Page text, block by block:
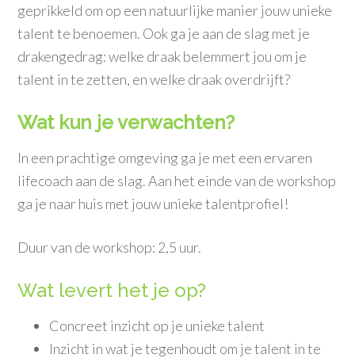
geprikkeld om op een natuurlijke manier jouw unieke
talent te benoemen. Ook ga je aan de slag met je
drakengedrag: welke draak belemmert jou om je
talent in te zetten, en welke draak overdrijft?
Wat kun je verwachten?
In een prachtige omgeving ga je met een ervaren
lifecoach aan de slag. Aan het einde van de workshop
ga je naar huis met jouw unieke talentprofiel!
Duur van de workshop: 2,5 uur.
Wat levert het je op?
Concreet inzicht op je unieke talent
Inzicht in wat je tegenhoudt om je talent in te